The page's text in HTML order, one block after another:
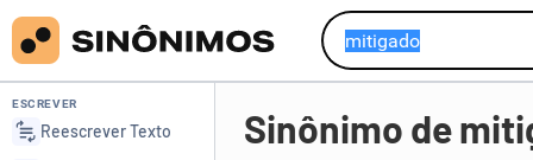
ESCREVER
Reescrever Texto Sinônimo de